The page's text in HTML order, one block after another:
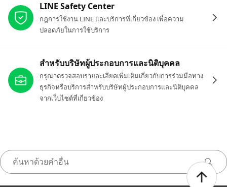
LINE Safety Center
กฎการใช้งาน LINE และบริการที่เกี่ยวข้อง เพื่อความ
ปลอดภัยในการใช้บริการ
สำหรับบริษัทผู้ประกอบการและนิติบุคคล
กรุณาตรวจสอบรายละเอียดเพิ่มเติมเกี่ยวกับการร่วมมือทาง
ธุรกิจหรือบริการสำหรับบริษัทผู้ประกอบการและนิติบุคคล
จากเว็บไซต์ที่เกี่ยวข้อง